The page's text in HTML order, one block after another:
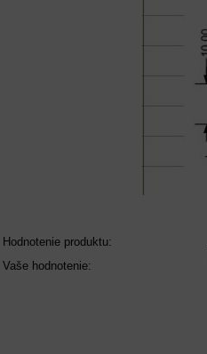
Hodnotenie produktu:
Vaše hodnotenie: